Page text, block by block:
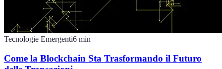
Tecnologie Emergenti6 min
Come la Blockchain Sta Trasformando il Futuro